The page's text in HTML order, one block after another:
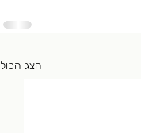
הצג הכול